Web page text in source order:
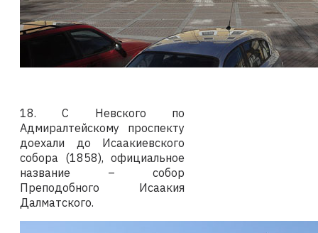
18. С Невского по
Адмиралтейскому проспекту
доехали до Исаакиевского
собора (1858), официальное
название – собор
Преподобного Исаакия
Далматского.